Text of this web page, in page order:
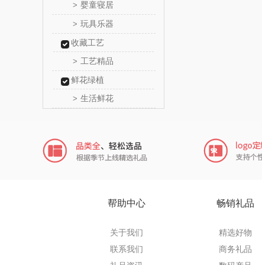
> 婴童寝居
> 玩具乐器
收藏工艺
> 工艺精品
鲜花绿植
> 生活鲜花
向物
田知府
帮助中心
关于我们
联系我们
畅销礼品
精选好物
商务礼品